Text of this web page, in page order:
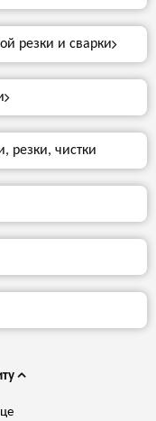
резки и сварки
резки, чистки